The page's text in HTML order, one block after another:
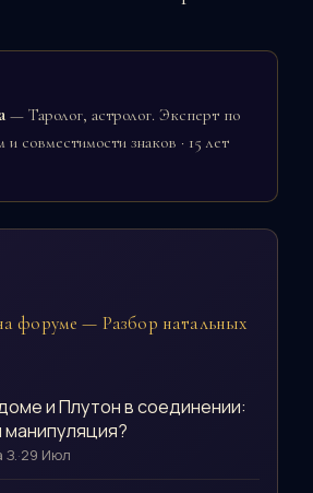
— Таролог, астролог. Эксперт по
совместимости знаков · 15 лет
форуме — Разбор натальных
и Плутон в соединении:
З.·29 Июл